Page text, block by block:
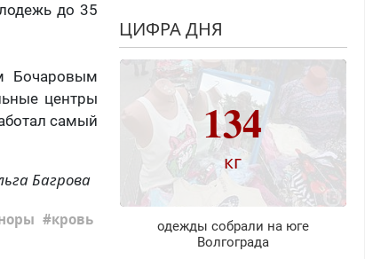
до 35
Бочаровым
центры
самый
Багрова
кровь
ЦИФРА ДНЯ
134
кг
одежды собрали на юге
Волгограда